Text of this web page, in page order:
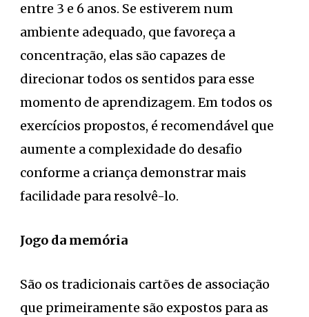
entre 3 e 6 anos. Se estiverem num
ambiente adequado, que favoreça a
concentração, elas são capazes de
direcionar todos os sentidos para esse
momento de aprendizagem. Em todos os
exercícios propostos, é recomendável que
aumente a complexidade do desafio
conforme a criança demonstrar mais
facilidade para resolvê-lo.
Jogo da memória
São os tradicionais cartões de associação
que primeiramente são expostos para as